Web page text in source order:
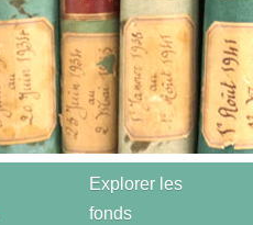
Explorer les
fonds